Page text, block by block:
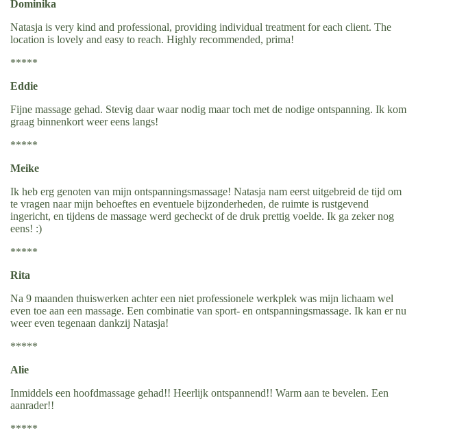
Dominika
Natasja is very kind and professional, providing individual treatment for each client. The
location is lovely and easy to reach. Highly recommended, prima!
*****
Eddie
Fijne massage gehad. Stevig daar waar nodig maar toch met de nodige ontspanning. Ik kom
graag binnenkort weer eens langs!
*****
Meike
Ik heb erg genoten van mijn ontspanningsmassage! Natasja nam eerst uitgebreid de tijd om
te vragen naar mijn behoeftes en eventuele bijzonderheden, de ruimte is rustgevend
ingericht, en tijdens de massage werd gecheckt of de druk prettig voelde. Ik ga zeker nog
eens! :)
*****
Rita
Na 9 maanden thuiswerken achter een niet professionele werkplek was mijn lichaam wel
even toe aan een massage. Een combinatie van sport- en ontspanningsmassage. Ik kan er nu
weer even tegenaan dankzij Natasja!
*****
Alie
Inmiddels een hoofdmassage gehad!! Heerlijk ontspannend!! Warm aan te bevelen. Een
aanrader!!
*****